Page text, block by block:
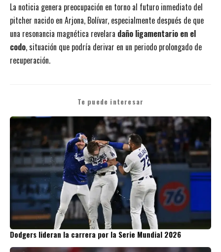
La noticia genera preocupación en torno al futuro inmediato del
pitcher nacido en Arjona, Bolívar, especialmente después de que
una resonancia magnética revelara daño ligamentario en el
codo, situación que podría derivar en un periodo prolongado de
recuperación.
Te puede interesar
Dodgers lideran la carrera por la Serie Mundial 2026